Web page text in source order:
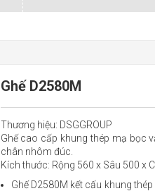
Ghế D2580M
Thương hiệu: DSGGROUP
Ghế cao cấp khung thép mạ bọc
chân nhôm đúc.
Kích thước: Rộng 560 x Sâu 500 x
Ghế D2580M kết cấu khung